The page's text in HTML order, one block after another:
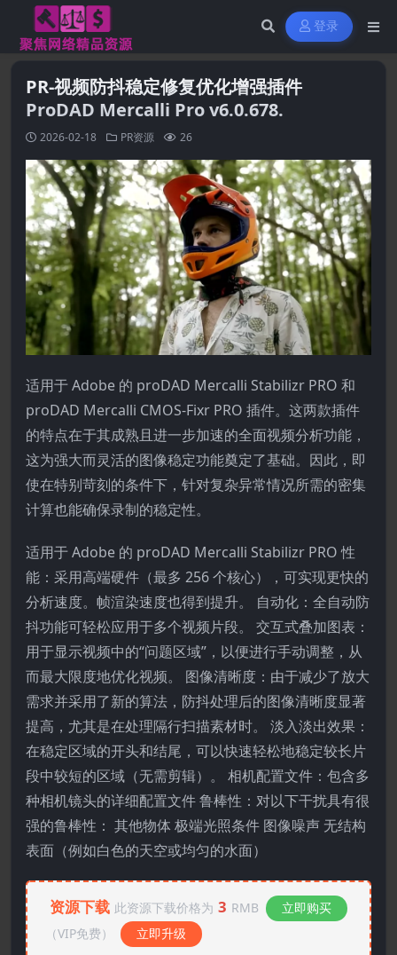
登录
PR-视频防抖稳定修复优化增强插件
ProDAD Mercalli Pro v6.0.678.
2026-02-18 PR资源 26
适用于 Adobe 的 proDAD Mercalli Stabilizr PRO 和
proDAD Mercalli CMOS-Fixr PRO 插件。这两款插件
的特点在于其成熟且进一步加速的全面视频分析功能，
这为强大而灵活的图像稳定功能奠定了基础。因此，即
使在特别苛刻的条件下，针对复杂异常情况所需的密集
计算也能确保录制的稳定性。
适用于 Adobe 的 proDAD Mercalli Stabilizr PRO 性
能：采用高端硬件（最多 256 个核心），可实现更快的
分析速度。帧渲染速度也得到提升。 自动化：全自动防
抖功能可轻松应用于多个视频片段。 交互式叠加图表：
用于显示视频中的“问题区域”，以便进行手动调整，从
而最大限度地优化视频。 图像清晰度：由于减少了放大
需求并采用了新的算法，防抖处理后的图像清晰度显著
提高，尤其是在处理隔行扫描素材时。 淡入淡出效果：
在稳定区域的开头和结尾，可以快速轻松地稳定较长片
段中较短的区域（无需剪辑）。 相机配置文件：包含多
种相机镜头的详细配置文件 鲁棒性：对以下干扰具有很
强的鲁棒性： 其他物体 极端光照条件 图像噪声 无结构
表面（例如白色的天空或均匀的水面）
资源下载 此资源下载价格为 3 RMB
立即购买
（VIP免费）
立即升级